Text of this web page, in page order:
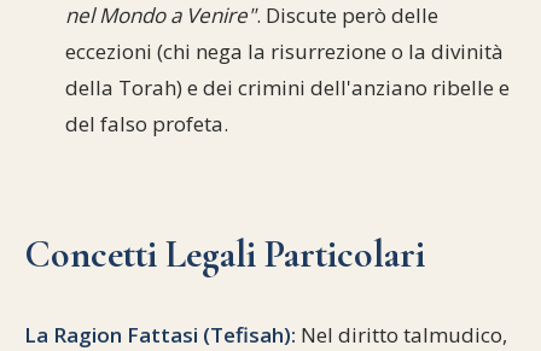
nel Mondo a Venire". Discute però delle
eccezioni (chi nega la risurrezione o la divinità
della Torah) e dei crimini dell'anziano ribelle e
del falso profeta.
Concetti Legali Particolari
La Ragion Fattasi (Tefisah): Nel diritto talmudico,